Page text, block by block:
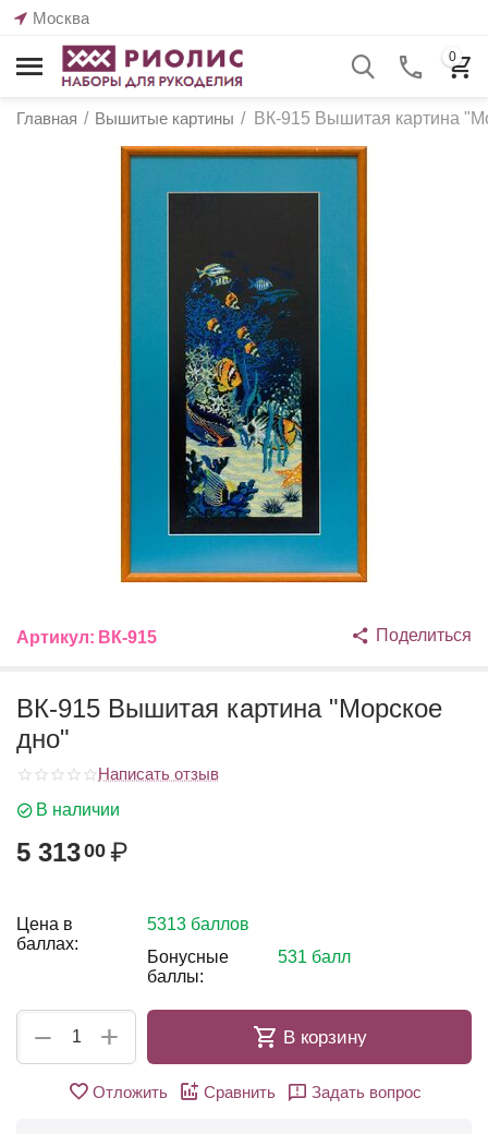
Москва
0
Главная / Вышитые картины / ВК-915 Вышитая картина
Артикул: ВК-915 Поделиться
ВК-915 Вышитая картина "Морское
дно"
Написать отзыв
В наличии
5 31300 ₽
Цена в
баллах:
5313 баллов
Бонусные
баллы:
531 балл
+
− В корзину
Отложить Сравнить Задать вопрос